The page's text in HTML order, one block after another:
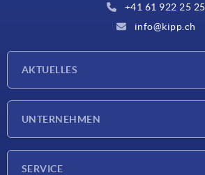
+41 61 922 25 25
info@kipp.ch
AKTUELLES
UNTERNEHMEN
SERVICE